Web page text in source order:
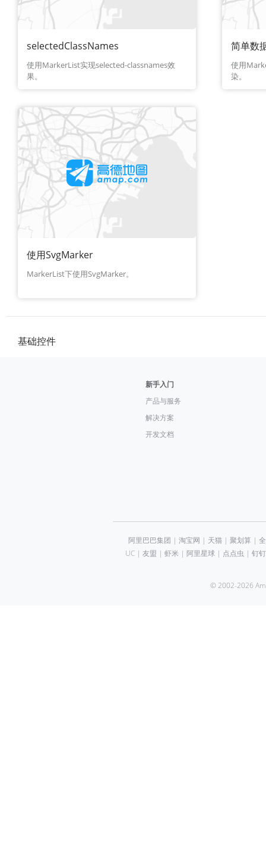
selectedClassNames
使用MarkerList实现selected-classnames效
果。
简单数
使用
染。
使用SvgMarker
MarkerList下使用SvgMarker。
基础控件
(LayerSwitcher)，交通图控件(Traffic)的样式。
新手入门
产品与服务
解决方案
开发文档
阿里巴巴集团 | 淘宝网 | 天猫| 聚划算 |
UC| 友盟 | 虾米 | 阿里星球| 点点虫 | 钉钉
© 2002-2026